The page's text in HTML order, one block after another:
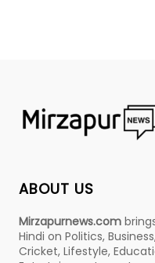
ABOUT US
Mirzapurnews.com
Hindi on Politics,
Cricket, Lifestyle,